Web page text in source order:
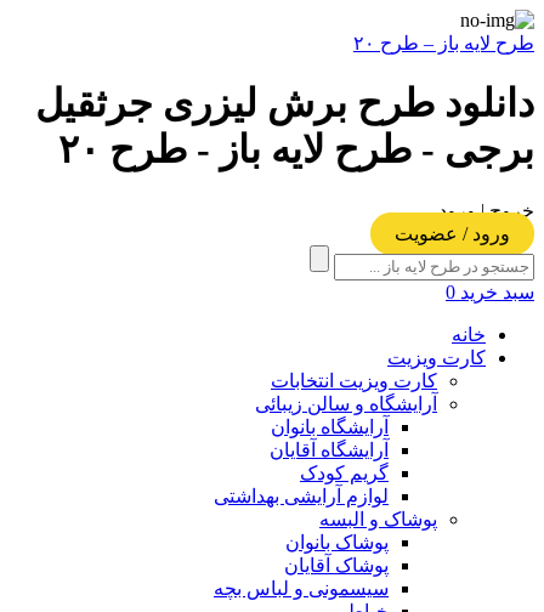
طرح لایه باز – طرح ۲۰
دانلود طرح برش لیزری جرثقیل
برجی - طرح لایه باز - طرح ۲۰
خروج | ورود
ورود / عضویت
سبد خرید 0
خانه
کارت ویزیت
کارت ویزیت انتخابات
آرایشگاه و سالن زیبائی
آرایشگاه بانوان
آرایشگاه آقایان
گریم کودک
لوازم آرایشی بهداشتی
پوشاک و البسه
پوشاک بانوان
پوشاک آقایان
سیسمونی و لباس بچه